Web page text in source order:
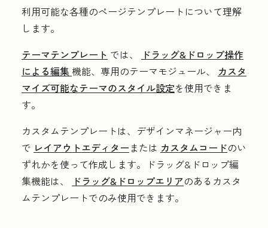
利用可能な各種のページテンプレートについて理解
します。
テーマテンプレート では、
ドラッグ&ドロップ操作
による編集機能、専用のテーマモジュール、 カスタ
マイズ可能なテーマのスタイル設定を使用できま
す。
カスタムテンプレートは、デザインマネージャー内
で レイアウトエディター または カスタムコードのい
ずれかを使って作成します。ドラッグ&ドロップ編
集機能は、
ドラッグ&ドロップエリアのあるカスタ
ムテンプレートでのみ使用できます。